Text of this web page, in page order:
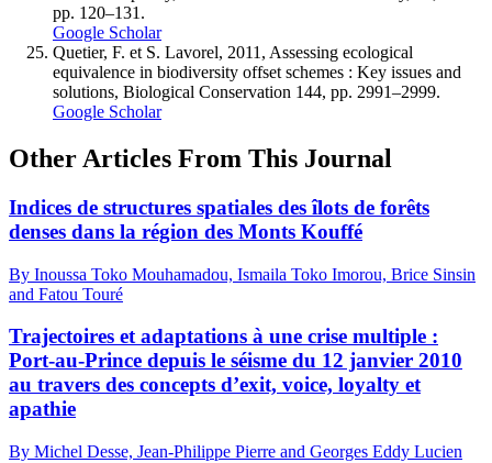
pp. 120–131.
Google Scholar
Quetier, F. et S. Lavorel, 2011, Assessing ecological
equivalence in biodiversity offset schemes : Key issues and
solutions, Biological Conservation 144, pp. 2991–2999.
Google Scholar
Other Articles From This Journal
Indices de structures spatiales des îlots de forêts
denses dans la région des Monts Kouffé
By Inoussa Toko Mouhamadou, Ismaila Toko Imorou, Brice Sinsin
and Fatou Touré
Trajectoires et adaptations à une crise multiple :
Port-au-Prince depuis le séisme du 12 janvier 2010
au travers des concepts d’exit, voice, loyalty et
apathie
By Michel Desse, Jean-Philippe Pierre and Georges Eddy Lucien